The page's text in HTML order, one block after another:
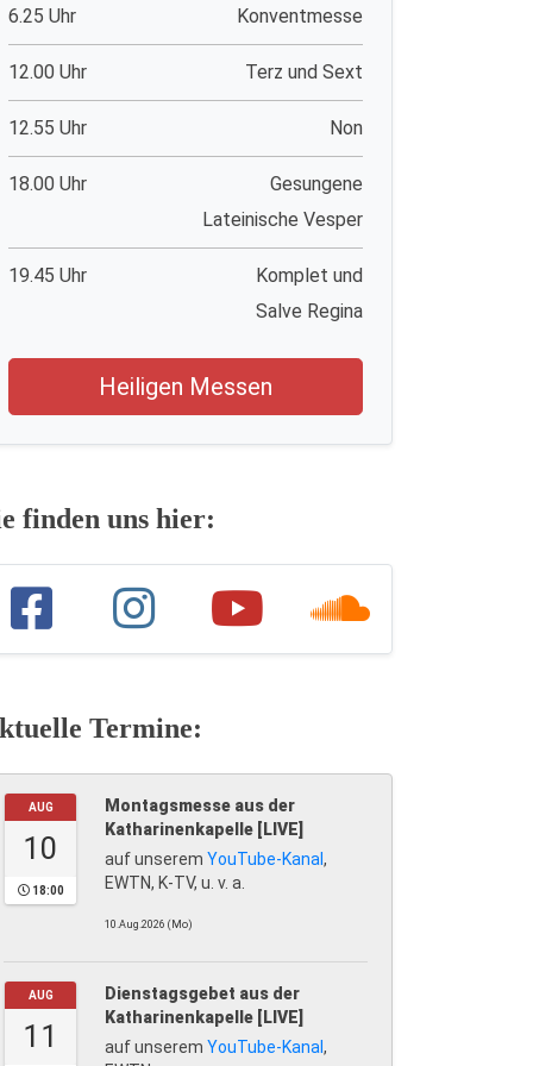
6.25 Uhr Konventmesse
12.00 Uhr Terz und Sext
12.55 Uhr Non
18.00 Uhr
Gesungene
Lateinische Vesper
19.45 Uhr
Komplet und
Salve Regina
Heiligen Messen
finden uns hier:
Termine:
AUG
10
18:00
Montagsmesse aus der
Katharinenkapelle [LIVE]
auf unserem YouTube-Kanal ,
EWTN, K-TV, u. v. a.
10.Aug.2026 (Mo)
AUG
11
Dienstagsgebet aus der
Katharinenkapelle [LIVE]
auf unserem YouTube-Kanal ,